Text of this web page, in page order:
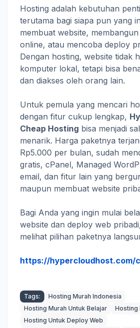
Hosting adalah kebutuhan
terutama bagi siapa pun yang
membuat website,
online, atau mencoba deploy
Dengan hosting, website tidak
komputer lokal, tetapi bisa
dan diakses oleh orang lain.
Untuk pemula yang mencari
dengan fitur cukup lengkap,
Cheap Hosting bisa menjadi
menarik. Harga paketnya
Rp5.000 per bulan, sudah
gratis, cPanel, Managed
email, dan fitur lain yang
maupun membuat website
Bagi Anda yang ingin mulai
website dan deploy web
melihat pilihan paketnya
https://hypercloudhost.com/
Tags:
Hosting Murah Indonesia
Hosting Murah Untuk Belajar
Hosting
Hosting Untuk Deploy Web